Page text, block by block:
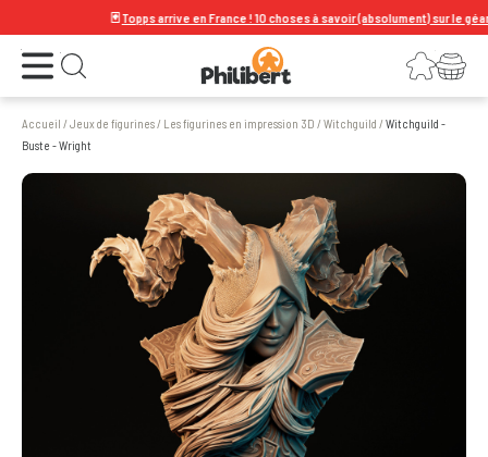
Topps arrive en France ! 10 choses à savoir (absolument) sur le géant
Ouvrir le menu Ouvrir la recherche Connexion
Votre panier
Accueil /Jeux de figurines/ Les figurines en impression 3D /Witchguild /Witchguild -
Buste - Wright